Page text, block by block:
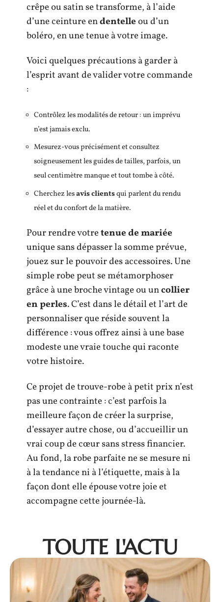
crêpe ou satin se transforme, à l’aide
d’une ceinture endentelleou d’un
boléro, en une tenue à votre image.
Voici quelques précautions à garder à
l’esprit avant de valider votre commande
:
Contrôlez les modalités de retour : un imprévu
n’est jamais exclu.
Mesurez-vous précisément et consultez
soigneusement les guides de tailles, parfois, un
seul centimètre manque et tout tombe à côté.
Cherchez lesavis clientsqui parlent du rendu
réel et du confort de la matière.
Pour rendre votretenue de mariée
unique sans dépasser la somme prévue,
jouez sur le pouvoir des accessoires. Une
simple robe peut se métamorphoser
grâce à une broche vintage ou uncollier
en perles. C’est dans le détail et l’art de
personnaliser que réside souvent la
différence : vous offrez ainsi à une base
modeste une vraie touche qui raconte
votre histoire.
Ce projet de trouve-robe à petit prix n’est
pas une contrainte : c’est parfois la
meilleure façon de créer la surprise,
d’essayer autre chose, ou d’accueillir un
vrai coup de cœur sans stress financier.
Au fond, la robe parfaite ne se mesure ni
à la tendance ni à l’étiquette, mais à la
façon dont elle épouse votre joie et
accompagne cette journée-là.
TOUTE L'ACTU